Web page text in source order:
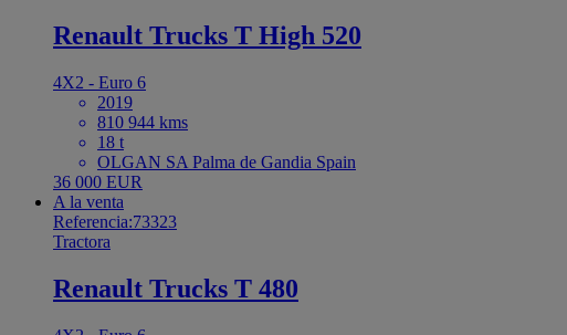
Renault Trucks T High 520
4X2 - Euro 6
2019
810 944 kms
18 t
OLGAN SA Palma de Gandia Spain
36 000 EUR
A la venta
Referencia:73323
Tractora
Renault Trucks T 480